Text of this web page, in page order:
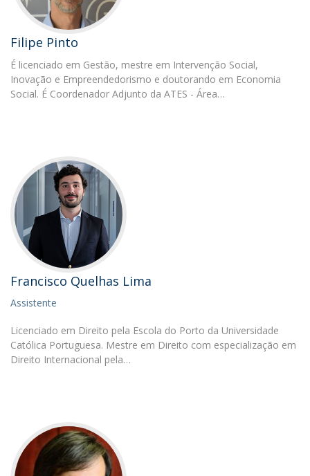
Filipe Pinto
É licenciado em Gestão, mestre em Intervenção Social,
Inovação e Empreendedorismo e doutorando em Economia
Social. É Coordenador Adjunto da ATES - Área…
Francisco Quelhas Lima
Assistente
Licenciado em Direito pela Escola do Porto da Universidade
Católica Portuguesa. Mestre em Direito com especialização em
Direito Internacional pela…